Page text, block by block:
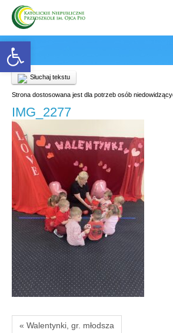
Open toolbar
Słuchaj tekstu
Strona dostosowana jest dla potrzeb osób
IMG_2277
« Walentynki, gr. młodsza